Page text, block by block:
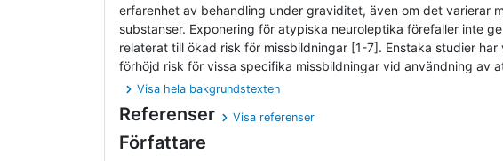
erfarenhet av behandling under graviditet, även om det varierar
substanser. Exponering för atypiska neuroleptika förefaller inte
relaterat till ökad risk för missbildningar [1-7]. Enstaka studier har
förhöjd risk för vissa specifika missbildningar vid användning av
Visa hela bakgrundstexten
Referenser Visa referenser
Författare